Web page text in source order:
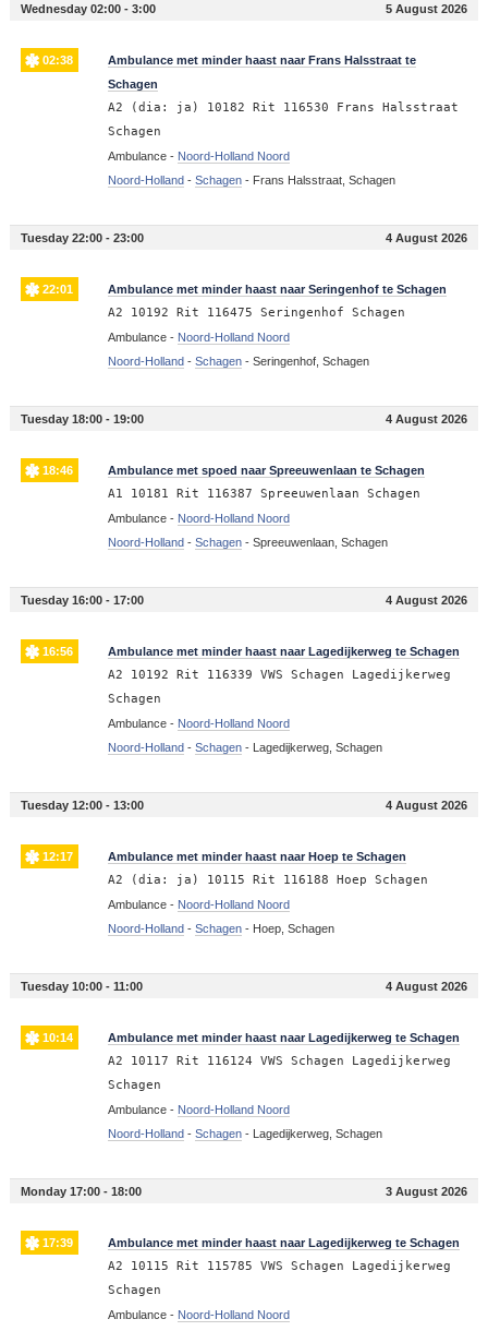
Wednesday 02:00 - 3:00 5 August 2026
02:38
Ambulance met minder haast naar Frans Halsstraat te
Schagen
A2 (dia: ja) 10182 Rit 116530 Frans Halsstraat
Schagen
Ambulance - Noord-Holland Noord
Noord-Holland- Schagen- Frans Halsstraat, Schagen
Tuesday 22:00 - 23:00 4 August 2026
22:01 Ambulance met minder haast naar Seringenhof te Schagen
A2 10192 Rit 116475 Seringenhof Schagen
Ambulance - Noord-Holland Noord
Noord-Holland- Schagen- Seringenhof, Schagen
Tuesday 18:00 - 19:00 4 August 2026
18:46 Ambulance met spoed naar Spreeuwenlaan te Schagen
A1 10181 Rit 116387 Spreeuwenlaan Schagen
Ambulance - Noord-Holland Noord
Noord-Holland- Schagen- Spreeuwenlaan, Schagen
Tuesday 16:00 - 17:00 4 August 2026
16:56 Ambulance met minder haast naar Lagedijkerweg te Schagen
A2 10192 Rit 116339 VWS Schagen Lagedijkerweg
Schagen
Ambulance - Noord-Holland Noord
Noord-Holland- Schagen- Lagedijkerweg, Schagen
Tuesday 12:00 - 13:00 4 August 2026
12:17 Ambulance met minder haast naar Hoep te Schagen
A2 (dia: ja) 10115 Rit 116188 Hoep Schagen
Ambulance - Noord-Holland Noord
Noord-Holland- Schagen- Hoep, Schagen
Tuesday 10:00 - 11:00 4 August 2026
10:14 Ambulance met minder haast naar Lagedijkerweg te Schagen
A2 10117 Rit 116124 VWS Schagen Lagedijkerweg
Schagen
Ambulance - Noord-Holland Noord
Noord-Holland- Schagen- Lagedijkerweg, Schagen
Monday 17:00 - 18:00 3 August 2026
17:39 Ambulance met minder haast naar Lagedijkerweg te Schagen
A2 10115 Rit 115785 VWS Schagen Lagedijkerweg
Schagen
Ambulance - Noord-Holland Noord